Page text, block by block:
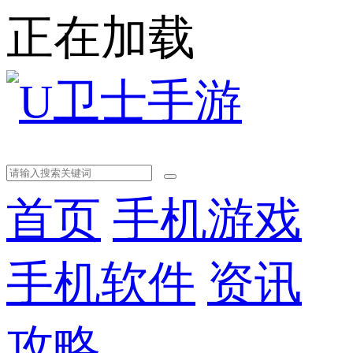
正在加载
首页 手机游戏
手机软件 资讯